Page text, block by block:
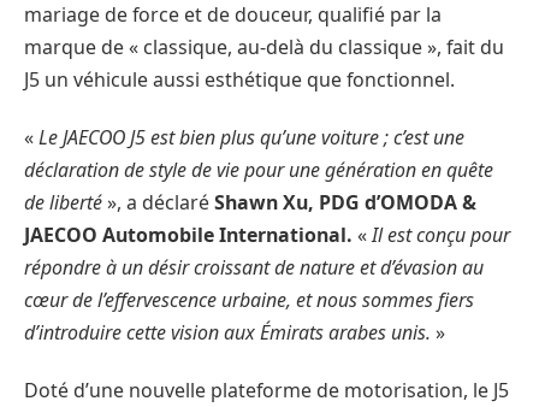
mariage de force et de douceur, qualifié par la
marque de « classique, au-delà du classique », fait du
J5 un véhicule aussi esthétique que fonctionnel.
«Le JAECOO J5 est bien plus qu’une voiture ; c’est une
déclaration de style de vie pour une génération en quête
de liberté», a déclaréShawn Xu, PDG d’OMODA &
JAECOO Automobile International. «Il est conçu pour
répondre à un désir croissant de nature et d’évasion au
cœur de l’effervescence urbaine, et nous sommes fiers
d’introduire cette vision aux Émirats arabes unis. »
Doté d’une nouvelle plateforme de motorisation, le J5